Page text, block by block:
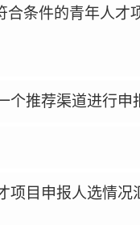
条件的青年人才
推荐渠道进行申
项目申报人选情